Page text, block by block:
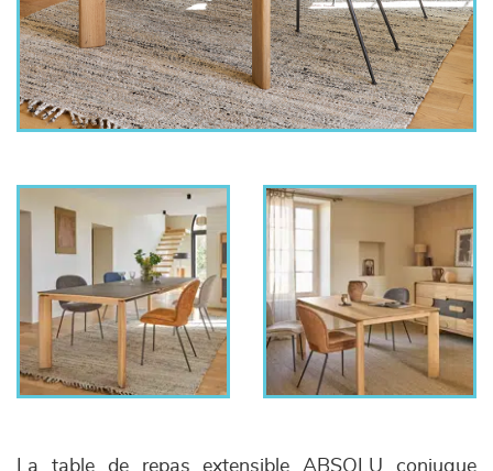
La table de repas extensible ABSOLU conjugue